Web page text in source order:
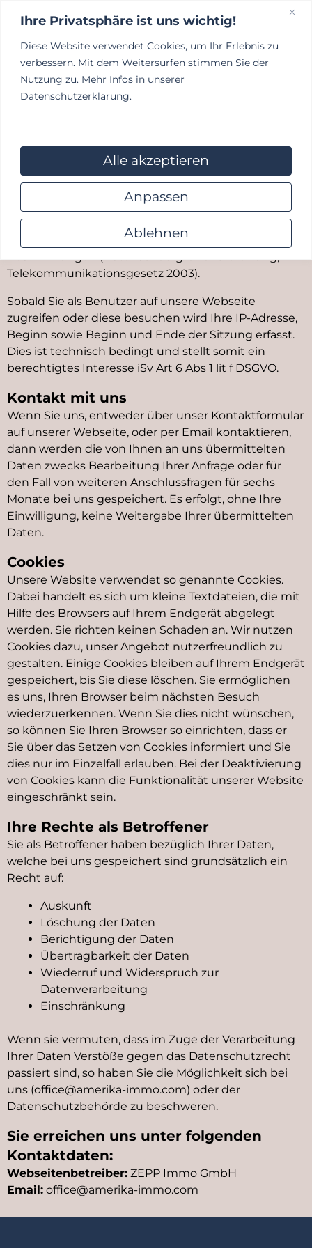
Ihre Privatsphäre ist uns wichtig!
Diese Website verwendet Cookies, um Ihr Erlebnis zu
verbessern. Mit dem Weitersurfen stimmen Sie der
Nutzung zu. Mehr Infos in unserer
Datenschutzerklärung.
Anpassen
Ablehnen
Alle akzeptieren
Kundenportal
execute trades instantly.
In folgender Datenschutzerklärung informieren wir
Sie über die wichtigsten Aspekte der
Datenverarbeitung im Rahmen unserer Webseite.
Wir erheben und verarbeiten personenbezogene
Daten nur auf Grundlage der gesetzlichen
Bestimmungen (Datenschutzgrundverordnung,
Telekommunikationsgesetz 2003).
Sobald Sie als Benutzer auf unsere Webseite
zugreifen oder diese besuchen wird Ihre IP-Adresse,
Beginn sowie Beginn und Ende der Sitzung erfasst.
Dies ist technisch bedingt und stellt somit ein
berechtigtes Interesse iSv Art 6 Abs 1 lit f DSGVO.
Kontakt mit uns
Wenn Sie uns, entweder über unser Kontaktformular
auf unserer Webseite, oder per Email kontaktieren,
dann werden die von Ihnen an uns übermittelten
Daten zwecks Bearbeitung Ihrer Anfrage oder für
den Fall von weiteren Anschlussfragen für sechs
Monate bei uns gespeichert. Es erfolgt, ohne Ihre
Einwilligung, keine Weitergabe Ihrer übermittelten
Daten.
Cookies
Unsere Website verwendet so genannte Cookies.
Dabei handelt es sich um kleine Textdateien, die mit
Hilfe des Browsers auf Ihrem Endgerät abgelegt
werden. Sie richten keinen Schaden an. Wir nutzen
Cookies dazu, unser Angebot nutzerfreundlich zu
gestalten. Einige Cookies bleiben auf Ihrem Endgerät
gespeichert, bis Sie diese löschen. Sie ermöglichen
es uns, Ihren Browser beim nächsten Besuch
wiederzuerkennen. Wenn Sie dies nicht wünschen,
so können Sie Ihren Browser so einrichten, dass er
Sie über das Setzen von Cookies informiert und Sie
dies nur im Einzelfall erlauben. Bei der Deaktivierung
von Cookies kann die Funktionalität unserer Website
eingeschränkt sein.
Ihre Rechte als Betroffener
Sie als Betroffener haben bezüglich Ihrer Daten,
welche bei uns gespeichert sind grundsätzlich ein
Recht auf:
Auskunft
Löschung der Daten
Berichtigung der Daten
Übertragbarkeit der Daten
Wiederruf und Widerspruch zur
Datenverarbeitung
Einschränkung
Wenn sie vermuten, dass im Zuge der Verarbeitung
Ihrer Daten Verstöße gegen das Datenschutzrecht
passiert sind, so haben Sie die Möglichkeit sich bei
uns (office@amerika-immo.com) oder der
Datenschutzbehörde zu beschweren.
Sie erreichen uns unter folgenden
Kontaktdaten:
Webseitenbetreiber: ZEPP Immo GmbH
Email: office@amerika-immo.com